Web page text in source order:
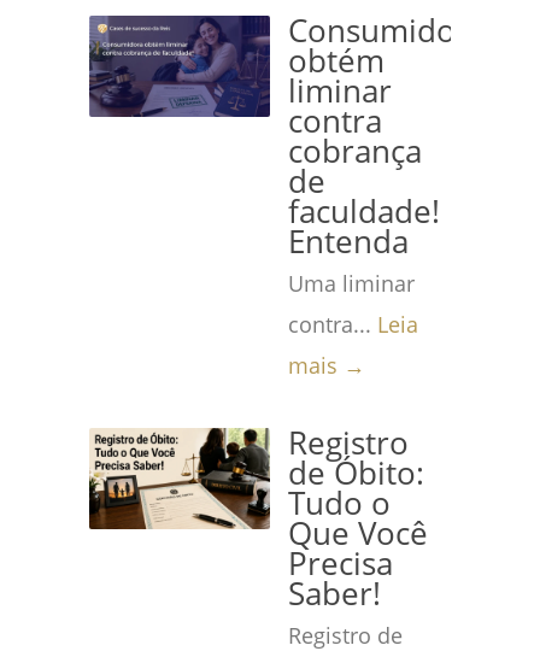
Consumidora
obtém
liminar
contra
cobrança
de
faculdade!
Entenda
Uma liminar
contra... Leia
mais →
Registro
de Óbito:
Tudo o
Que Você
Precisa
Saber!
Registro de